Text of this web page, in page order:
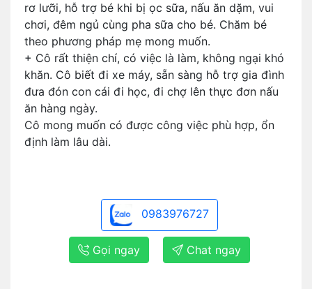
rơ lưỡi, hỗ trợ bé khi bị ọc sữa, nấu ăn dặm, vui
chơi, đêm ngủ cùng pha sữa cho bé. Chăm bé
theo phương pháp mẹ mong muốn.
+ Cô rất thiện chí, có việc là làm, không ngại khó
khăn. Cô biết đi xe máy, sẵn sàng hỗ trợ gia đình
đưa đón con cái đi học, đi chợ lên thực đơn nấu
ăn hàng ngày.
Cô mong muốn có được công việc phù hợp, ổn
định làm lâu dài.
0983976727
Gọi ngay Chat ngay